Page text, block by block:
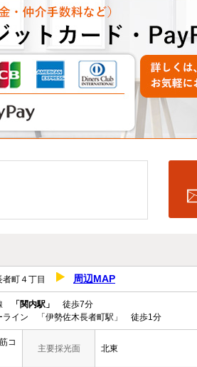
者町４丁目 周辺MAP
「関内駅」
徒歩7分
ライン 「伊勢佐木長者町駅」 徒歩1分
コ
主要採光面 北東